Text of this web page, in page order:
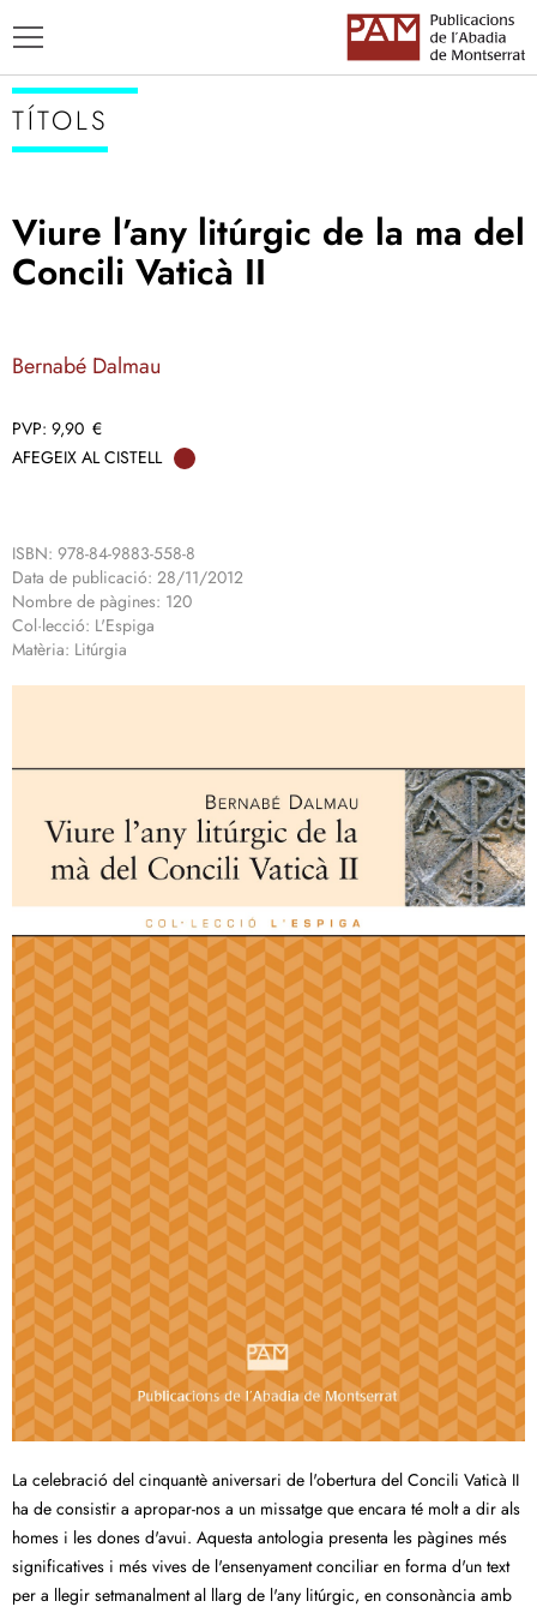
TÍTOLS
TÍTOLS
Viure l’any litúrgic de la ma del
Concili Vaticà II
Bernabé Dalmau
9,90 €
AFEGEIX AL CISTELL
ISBN: 978-84-9883-558-8
Data de publicació: 28/11/2012
Nombre de pàgines: 120
Col·lecció: L'Espiga
Matèria: Litúrgia
La celebració del cinquantè aniversari de l'obertura del Concili Vaticà II
ha de consistir a apropar-nos a un missatge que encara té molt a dir als
homes i les dones d'avui. Aquesta antologia presenta les pàgines més
significatives i més vives de l'ensenyament conciliar en forma d'un text
per a llegir setmanalment al llarg de l'any litúrgic, en consonància amb